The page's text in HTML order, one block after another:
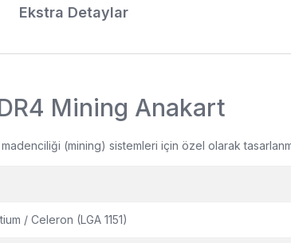
Ekstra Detaylar
Mining Anakart
(mining) sistemleri için özel olarak
/ Celeron (LGA 1151)